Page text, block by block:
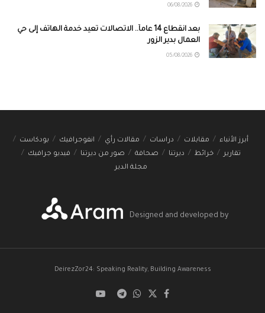
بعد انقطاع 14 عاماً.. الاتصالات تعيد خدمة الهاتف إلى حي
العمال بدير الزور
أبرز الأنباء مقابلات دراسات مقالات رأي انفوجرافيك
بودكاست
تقارير
خرائط ديرتنا صحافة صور من ديرتنا
فيديو جرافيك
مجلة الدير
Designed and developed by
DeirezZor24: Speaking Reality, Building Awareness